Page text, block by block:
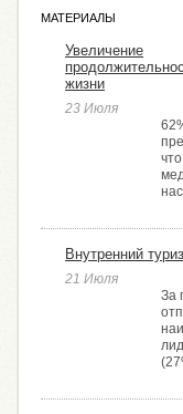
МАТЕРИАЛЫ
Увеличение
жизни
23 Июля
Внутренний
21 Июля
За